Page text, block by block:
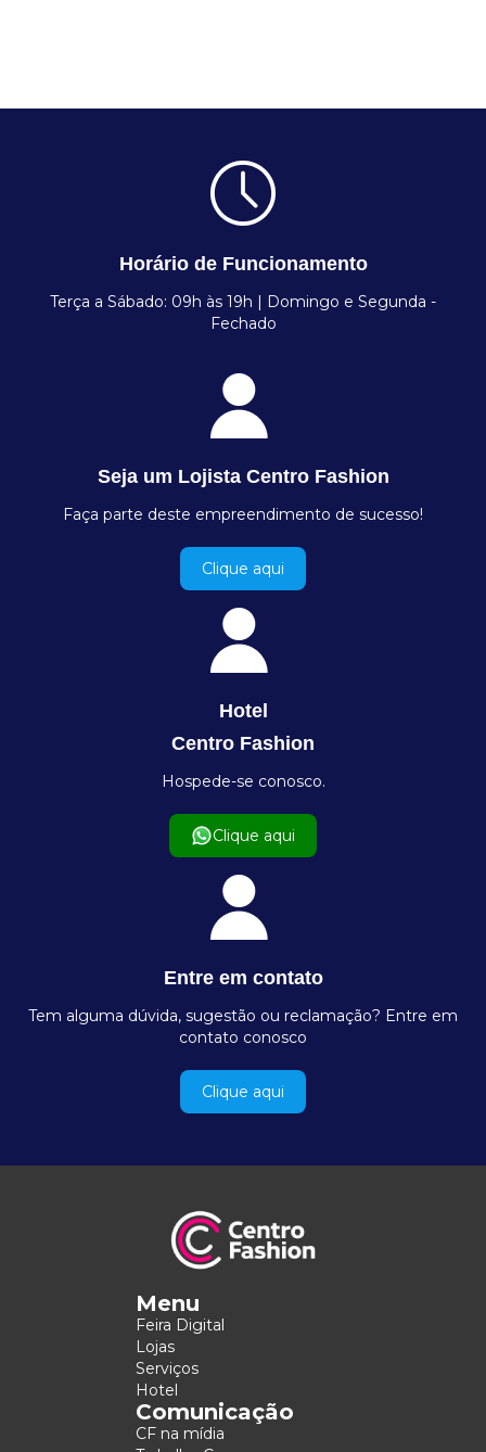
Horário de Funcionamento
Terça a Sábado: 09h às 19h | Domingo e Segunda -
Fechado
Seja um Lojista Centro Fashion
Faça parte deste empreendimento de sucesso!
Clique aqui
Hotel
Centro Fashion
Hospede-se conosco.
Clique aqui
Entre em contato
Tem alguma dúvida, sugestão ou reclamação? Entre em
contato conosco
Clique aqui
Menu
Feira Digital
Lojas
Serviços
Hotel
Comunicação
CF na mídia